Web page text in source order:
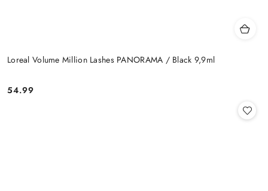
Loreal Volume Million Lashes PANORAMA / Black 9,9ml
Cena:
54.99